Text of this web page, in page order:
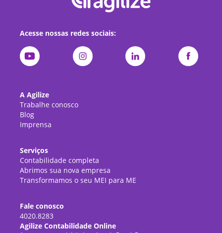
Acesse nossas redes sociais:
A Agilize
Trabalhe conosco
Blog
Imprensa
Serviços
Contabilidade completa
Abrimos sua nova empresa
Transformamos o seu MEI para ME
Fale conosco
4020.8283
Agilize Contabilidade Online